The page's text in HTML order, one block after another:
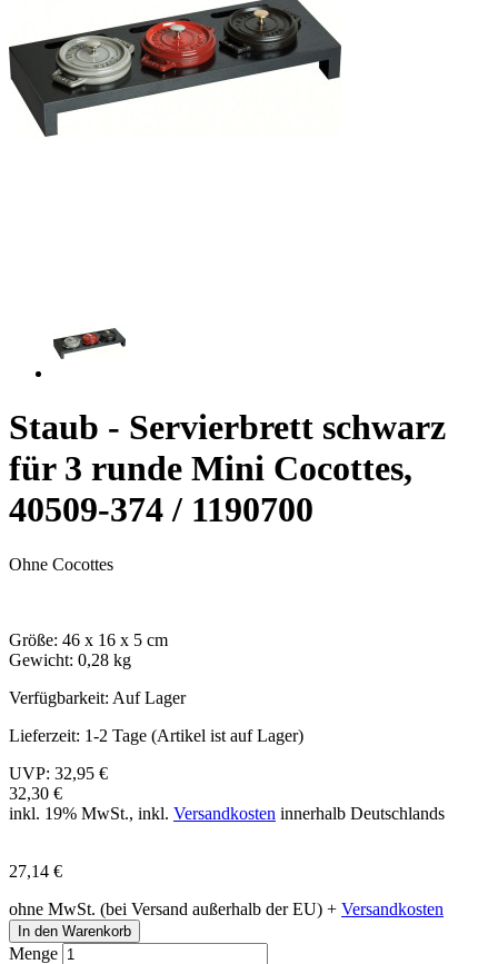
Staub - Servierbrett schwarz
für 3 runde Mini Cocottes,
40509-374 / 1190700
Ohne Cocottes
Größe: 46 x 16 x 5 cm
Gewicht: 0,28 kg
Verfügbarkeit: Auf Lager
Lieferzeit: 1-2 Tage (Artikel ist auf Lager)
UVP: 32,95 €
32,30 €
inkl. 19% MwSt., inkl. Versandkosten innerhalb Deutschlands
27,14 €
ohne MwSt. (bei Versand außerhalb der EU) + Versandkosten
In den Warenkorb
Menge